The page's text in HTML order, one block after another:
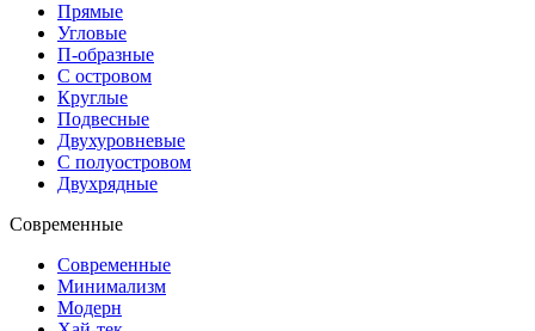
Прямые
Угловые
П-образные
С островом
Круглые
Подвесные
Двухуровневые
С полуостровом
Двухрядные
Современные
Современные
Минимализм
Модерн